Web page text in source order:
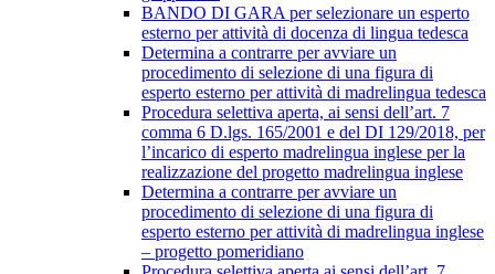
BANDO DI GARA per selezionare un esperto
esterno per attività di docenza di lingua tedesca
Determina a contrarre per avviare un
procedimento di selezione di una figura di
esperto esterno per attività di madrelingua tedesca
Procedura selettiva aperta, ai sensi dell’art. 7
comma 6 D.lgs. 165/2001 e del DI 129/2018, per
l’incarico di esperto madrelingua inglese per la
realizzazione del progetto madrelingua inglese
Determina a contrarre per avviare un
procedimento di selezione di una figura di
esperto esterno per attività di madrelingua inglese
– progetto pomeridiano